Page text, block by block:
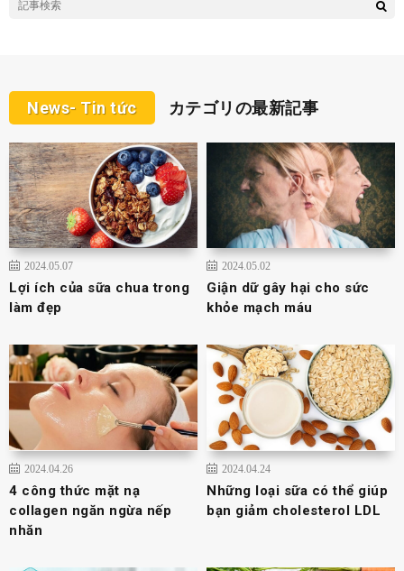
News- Tin tức カテゴリの最新記事
2024.05.07
Lợi ích của sữa chua trong
làm đẹp
2024.05.02
Giận dữ gây hại cho sức
khỏe mạch máu
2024.04.26
4 công thức mặt nạ
collagen ngăn ngừa nếp
nhăn
2024.04.24
Những loại sữa có thể giúp
bạn giảm cholesterol LDL